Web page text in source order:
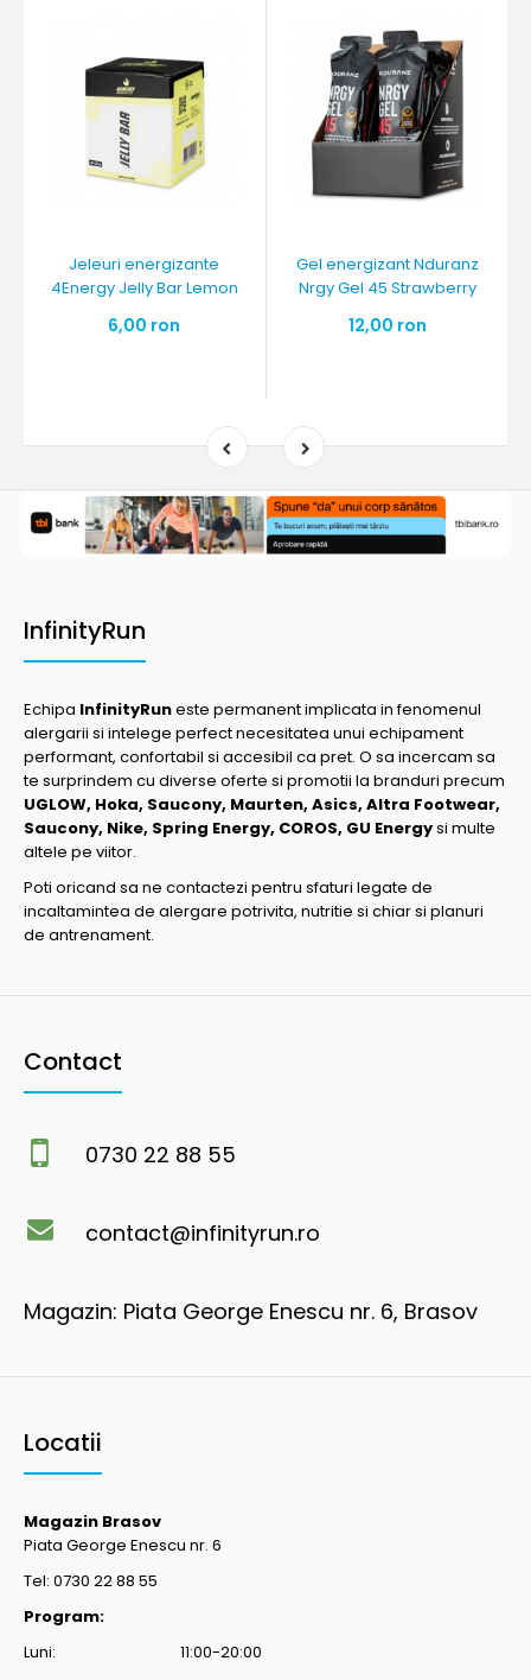
Jeleuri energizante
4Energy Jelly Bar Lemon
6,00 ron
Gel energizant Nduranz
Nrgy Gel 45 Strawberry
12,00 ron
InfinityRun
Echipa InfinityRuneste permanent implicata in fenomenul
alergarii si intelege perfect necesitatea unui echipament
performant, confortabil si accesibil ca pret. O sa incercam sa
te surprindem cu diverse oferte si promotii la branduri precum
UGLOW, Hoka, Saucony, Maurten, Asics, Altra Footwear,
Saucony, Nike, Spring Energy, COROS, GU Energysi multe
altele pe viitor.
Poti oricand sa ne contactezi pentru sfaturi legate de
incaltamintea de alergare potrivita, nutritie si chiar si planuri
de antrenament.
Contact
0730 22 88 55
contact@infinityrun.ro
Magazin: Piata George Enescu nr. 6, Brasov
Locatii
Magazin Brasov
Piata George Enescu nr. 6
Tel: 0730 22 88 55
Program:
Luni: 11:00-20:00